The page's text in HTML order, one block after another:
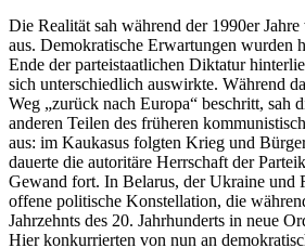
Die Realität sah während der 1990er Jahre
aus. Demokra­tische Erwar­tungen wurden
Ende der partei­staat­lichen Diktatur
sich unter­schiedlich auswirkte. Während
Weg „zurück nach Europa“ beschritt, sah
anderen Teilen des früheren
aus: im Kaukasus folgten Krieg und
dauerte die autoritäre Herrschaft der
Gewand fort. In Belarus, der Ukraine und
offene politische Konstel­lation, die
Jahrzehnts des 20. Jahrhun­derts in neue
Hier konkur­rierten von nun an